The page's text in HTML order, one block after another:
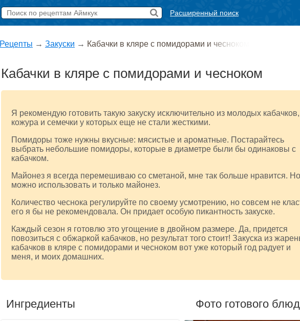
Расширенный поиск
Рецепты → Закуски → Кабачки в кляре с помидорами и чесноком
Кабачки в кляре с помидорами и чесноком
Я рекомендую готовить такую закуску исключительно из молодых кабачков,
кожура и семечки у которых еще не стали жесткими.
Помидоры тоже нужны вкусные: мясистые и ароматные. Постарайтесь
выбрать небольшие помидоры, которые в диаметре были бы одинаковы с
кабачком.
Майонез я всегда перемешиваю со сметаной, мне так больше нравится. Но
можно использовать и только майонез.
Количество чеснока регулируйте по своему усмотрению, но совсем не
его я бы не рекомендовала. Он придает особую пикантность закуске.
Каждый сезон я готовлю это угощение в двойном размере. Да, придется
повозиться с обжаркой кабачков, но результат того стоит! Закуска из
кабачков в кляре с помидорами и чесноком вот уже который год радует и
меня, и моих домашних.
Ингредиенты Фото готового